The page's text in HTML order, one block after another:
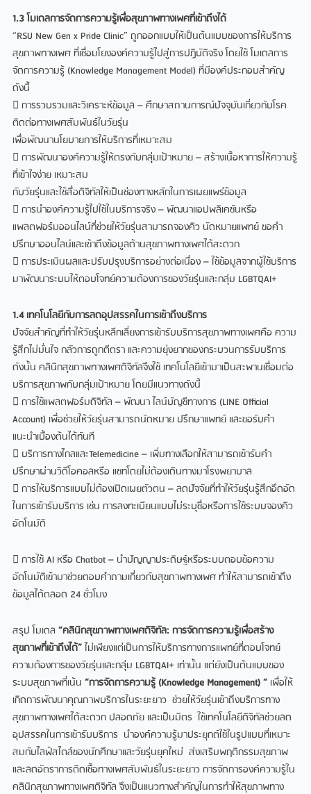
1.3 โมเดลการจัดการความรู้เพื่อสุขภาพทางเพศที่เข้าถึงได้
“RSU New Gen x Pride Clinic” ถูกออกแบบให้เป็นต้นแบบของการให้บริการ
สุขภาพทางเพศ ที่เชื่อมโยงองค์ความรู้ไปสู่การปฏิบัติจริง โดยใช้ โมเดลการ
จัดการความรู้ (Knowledge Management Model) ที่มีองค์ประกอบสำคัญ
ดังนี้
 การรวบรวมและวิเคราะห์ข้อมูล – ศึกษาสถานการณ์ปัจจุบันเกี่ยวกับโรค
ติดต่อทางเพศสัมพันธ์ในวัยรุ่น
เพื่อพัฒนานโยบายการให้บริการที่เหมาะสม
 การพัฒนาองค์ความรู้ให้ตรงกับกลุ่มเป้าหมาย – สร้างเนื้อหาการให้ความรู้
ที่เข้าใจง่าย เหมาะสม
กับวัยรุ่นและใช้สื่อดิจิทัลให้เป็นช่องทางหลักในการเผยแพร่ข้อมูล
 การนำองค์ความรู้ไปใช้ในบริการจริง – พัฒนาแอปพลิเคชันหรือ
แพลตฟอร์มออนไลน์ที่ช่วยให้วัยรุ่นสามารถจองคิว นัดหมายแพทย์ ขอคำ
ปรึกษาออนไลน์และเข้าถึงข้อมูลด้านสุขภาพทางเพศได้สะดวก
 การประเมินผลและปรับปรุงบริการอย่างต่อเนื่อง – ใช้ข้อมูลจากผู้ใช้บริการ
มาพัฒนาระบบให้ตอบโจทย์ความต้องการของวัยรุ่นและกลุ่ม LGBTQAI+
1.4 เทคโนโลยีกับการลดอุปสรรคในการเข้าถึงบริการ
ปัจจัยสำคัญที่ทำให้วัยรุ่นหลีกเลี่ยงการเข้ารับบริการสุขภาพทางเพศคือ ความ
รู้สึกไม่มั่นใจ กลัวการถูกตีตรา และความยุ่งยากของกระบวนการรับบริการ
ดังนั้น คลินิกสุขภาพทางเพศดิจิทัลจึงใช้ เทคโนโลยีเข้ามาเป็นสะพานเชื่อมต่อ
บริการสุขภาพกับกลุ่มเป้าหมาย โดยมีแนวทางดังนี้
 การใช้แพลตฟอร์มดิจิทัล – พัฒนา ไลน์บัญชีทางการ (LINE Official
Account) เพื่อช่วยให้วัยรุ่นสามารถนัดหมาย ปรึกษาแพทย์ และขอรับคำ
แนะนำเบื้องต้นได้ทันที
 บริการทางไกลและTelemedicine – เพิ่มทางเลือกให้สามารถเข้ารับคำ
ปรึกษาผ่านวิดีโอคอลหรือ แชทโดยไม่ต้องเดินทางมาโรงพยาบาล
 การให้บริการแบบไม่ต้องเปิดเผยตัวตน – ลดปัจจัยที่ทำให้วัยรุ่นรู้สึกอึดอัด
ในการเข้ารับบริการ เช่น การลงทะเบียนแบบไม่ระบุชื่อหรือการใช้ระบบจองคิว
อัตโนมัติ
 การใช้ AI หรือ Chatbot – นำปัญญาประดิษฐ์หรือระบบตอบข้อความ
อัตโนมัติเข้ามาช่วยตอบคำถามเกี่ยวกับสุขภาพทางเพศ ทำให้สามารถเข้าถึง
ข้อมูลได้ตลอด 24 ชั่วโมง
สรุป โมเดล “คลินิกสุขภาพทางเพศดิจิทัล: การจัดการความรู้เพื่อสร้าง
สุขภาพที่เข้าถึงได้”ไม่เพียงแต่เป็นการให้บริการทางการแพทย์ที่ตอบโจทย์
ความต้องการของวัยรุ่นและกลุ่ม LGBTQAI+ เท่านั้น แต่ยังเป็นต้นแบบของ
ระบบสุขภาพที่เน้น“การจัดการความรู้ (Knowledge Management) “ เพื่อให้
เกิดการพัฒนาคุณภาพบริการในระยะยาว ช่วยให้วัยรุ่นเข้าถึงบริการทาง
สุขภาพทางเพศได้สะดวก ปลอดภัย และเป็นมิตร ใช้เทคโนโลยีดิจิทัลช่วยลด
อุปสรรคในการเข้ารับบริการ นำองค์ความรู้มาประยุกต์ใช้ในรูปแบบที่เหมาะ
สมกับไลฟ์สไตล์ของนักศึกษาและวัยรุ่นยุคใหม่ ส่งเสริมพฤติกรรมสุขภาพ
และลดอัตราการติดเชื้อทางเพศสัมพันธ์ในระยะยาว การจัดการองค์ความรู้ใน
คลินิกสุขภาพทางเพศดิจิทัล จึงเป็นแนวทางสำคัญในการทำให้สุขภาพทาง